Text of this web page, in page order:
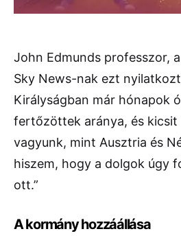
John Edmunds professzor,
Sky News-nak ezt
Királyságban már hónapok
fertőzöttek aránya, és kicsit
vagyunk, mint Ausztria és
hiszem, hogy a dolgok úgy
ott.”
A kormány hozzáállása